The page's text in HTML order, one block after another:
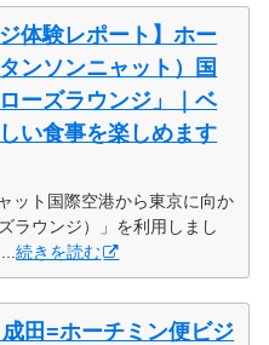
ジ体験レポート】ホー
ンソンニャット）国
ーズラウンジ」｜ベ
い食事を楽しめます
ット国際空港から東京に向か
ラウンジ）」を利用しまし
続きを読む
成田=ホーチミン便ビジ